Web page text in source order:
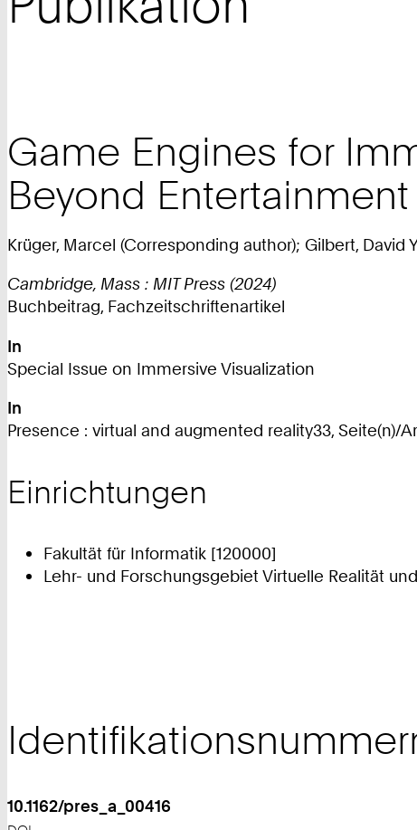
Game Engines for
Beyond Entertainment
Krüger, Marcel (Corresponding author); Gilbert, David
Cambridge, Mass : MIT Press (2024)
Buchbeitrag, Fachzeitschriftenartikel
In
Special Issue on Immersive Visualization
In
Presence : virtual and augmented reality33, Seite(n)/
Einrichtungen
Fakultät für Informatik [120000]
Lehr- und Forschungsgebiet Virtuelle Realität
10.1162/pres_a_00416